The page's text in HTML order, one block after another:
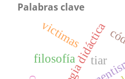
Palabras clave
tiar
filosofía
victimas